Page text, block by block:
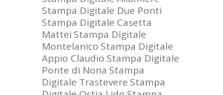
Stampa Digitale Due Ponti
Stampa Digitale Casetta
Mattei Stampa Digitale
Montelanico Stampa Digitale
Appio Claudio Stampa Digitale
Ponte di Nona Stampa
Digitale Trastevere Stampa